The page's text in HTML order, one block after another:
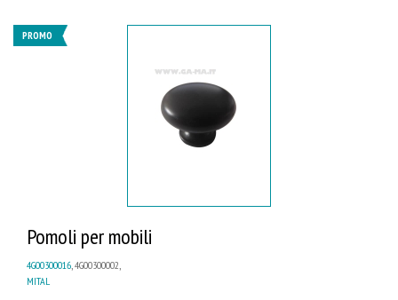
PROMO
Pomoli per mobili
4G00300016 , 4G00300002,
MITAL